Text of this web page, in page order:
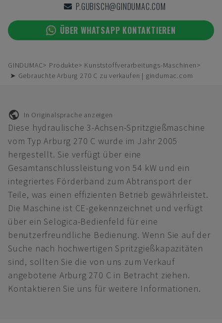
P.GUBISCH@GINDUMAC.COM
ÜBER WHATSAPP KONTAKTIEREN
GINDUMAC Produkte
Kunststoffverarbeitungs-Maschinen
➤ Gebrauchte Arburg 270 C zu verkaufen | gindumac.com
In Originalsprache anzeigen
Diese hydraulische 3-Achsen-Spritzgießmaschine
vom Typ Arburg 270 C wurde im Jahr 2005
hergestellt. Sie verfügt über eine
Gesamtanschlussleistung von 54 kW und ein
integriertes Förderband zum Abtransport der
Teile, was einen effizienten Betrieb gewährleistet.
Die Maschine ist CE-gekennzeichnet und verfügt
über ein Selogica-Bedienfeld für eine
benutzerfreundliche Bedienung. Wenn Sie auf der
Suche nach hochwertigen Spritzgießkapazitäten
sind, sollten Sie die von uns zum Verkauf
angebotene Arburg 270 C in Betracht ziehen.
Kontaktieren Sie uns für weitere Informationen.